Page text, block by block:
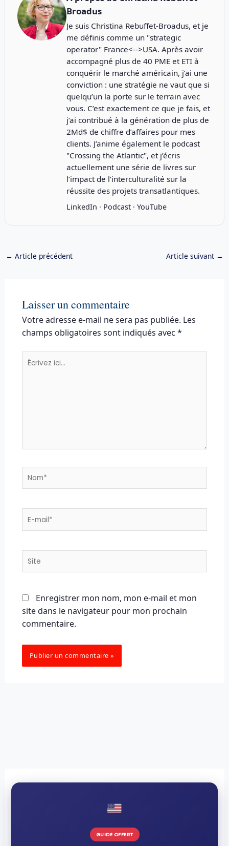
Broadus
Je suis Christina Rebuffet-Broadus, et je
me définis comme un "strategic
operator" France<-->USA. Après avoir
accompagné plus de 40 PME et ETI à
conquérir le marché américain, j’ai une
conviction : une stratégie ne vaut que si
quelqu’un la porte sur le terrain avec
vous. C’est exactement ce que je fais, et
j’ai contribué à la génération de plus de
2Md$ de chiffre d’affaires pour mes
clients. J’anime également le podcast
"Crossing the Atlantic", et j’écris
actuellement une série de livres sur
l’impact de l’interculturalité sur la
réussite des projets transatlantiques.
LinkedIn · Podcast· YouTube
← Article précédent Article suivant →
Laisser un commentaire
Votre adresse e-mail ne sera pas publiée. Les
champs obligatoires sont indiqués avec *
Écrivez
Nom*
Site
Enregistrer mon nom, mon e-mail et mon
site dans le navigateur pour mon prochain
commentaire.
GUIDE OFFERT